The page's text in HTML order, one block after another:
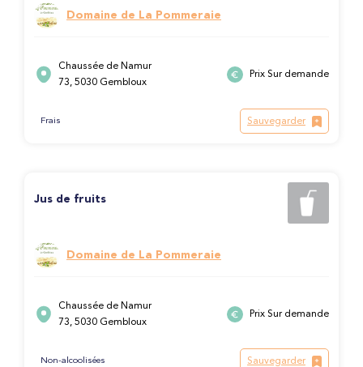
Domaine de La Pommeraie
Chaussée de Namur
73, 5030 Gembloux
Prix Sur demande
Frais Sauvegarder
Jus de fruits
Domaine de La Pommeraie
Chaussée de Namur
73, 5030 Gembloux
Prix Sur demande
Non-alcoolisées Sauvegarder